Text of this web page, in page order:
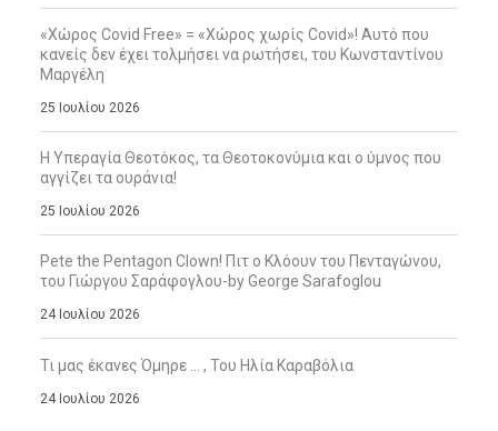
«Χώρος Covid Free» = «Χώρος χωρίς Covid»! Αυτό που
κανείς δεν έχει τολμήσει να ρωτήσει, του Κωνσταντίνου
Μαργέλη
25 Ιουλίου 2026
Η Υπεραγία Θεοτόκος, τα Θεοτοκονύμια και ο ύμνος που
αγγίζει τα ουράνια!
25 Ιουλίου 2026
Pete the Pentagon Clown! Πιτ ο Κλόουν του Πενταγώνου,
του Γιώργου Σαράφογλου-by George Sarafoglou
24 Ιουλίου 2026
Τι μας έκανες Όμηρε … , Του Ηλία Καραβόλια
24 Ιουλίου 2026